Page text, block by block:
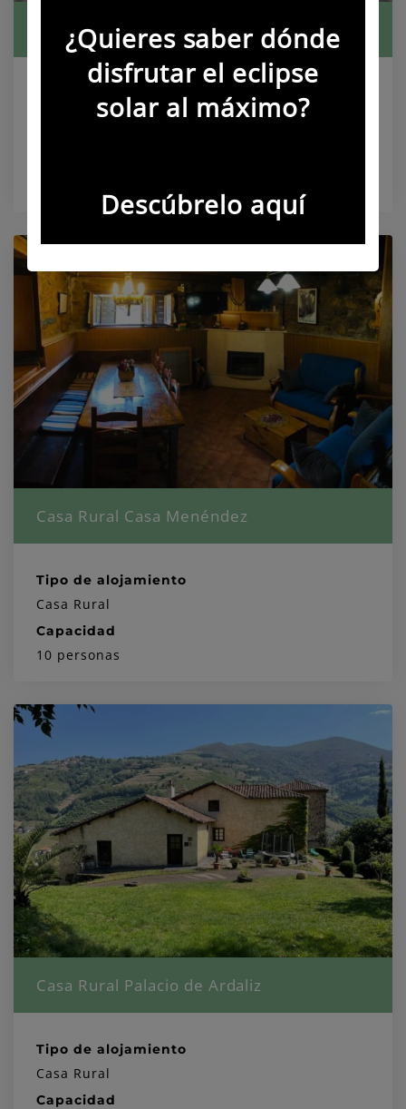
¿Quieres saber dónde
disfrutar el eclipse
solar al máximo?
Descúbrelo aquí
Apartamentos Rurales Las Mestas
Tipo de alojamiento
Apartamentos Rurales
Casa Rural Casa Menéndez
Tipo de alojamiento
Casa Rural
Capacidad
10 personas
Casa Rural Palacio de Ardaliz
Tipo de alojamiento
Casa Rural
Capacidad